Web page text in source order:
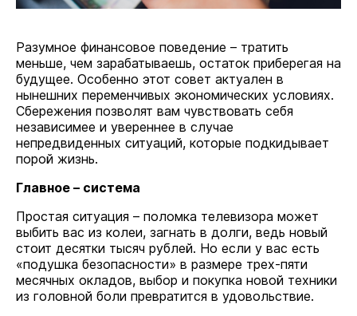
Разумное финансовое поведение – тратить
меньше, чем зарабатываешь, остаток приберегая на
будущее. Особенно этот совет актуален в
нынешних переменчивых экономических условиях.
Сбережения позволят вам чувствовать себя
независимее и увереннее в случае
непредвиденных ситуаций, которые подкидывает
порой жизнь.
Главное – система
Простая ситуация – поломка телевизора может
выбить вас из колеи, загнать в долги, ведь новый
стоит десятки тысяч рублей. Но если у вас есть
«подушка безопасности» в размере трех-пяти
месячных окладов, выбор и покупка новой техники
из головной боли превратится в удовольствие.